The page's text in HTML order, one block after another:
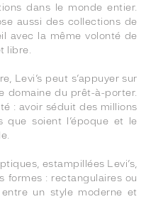
dans le monde entier.
aussi des collections de
avec la même volonté de
libre.
Levi’s peut s’appuyer sur
domaine du prêt-à-porter.
: avoir séduit des millions
que soient l’époque et le
estampillées Levi’s,
formes : rectangulaires ou
un style moderne et